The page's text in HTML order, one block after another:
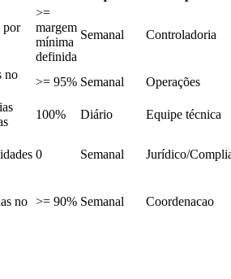
por
>=
margem
mínima
definida
Semanal Controladoria
no
>= 95% Semanal Operações
100% Diário Equipe técnica
0 Semanal Jurídico/
no >= 90% Semanal Coordenacao